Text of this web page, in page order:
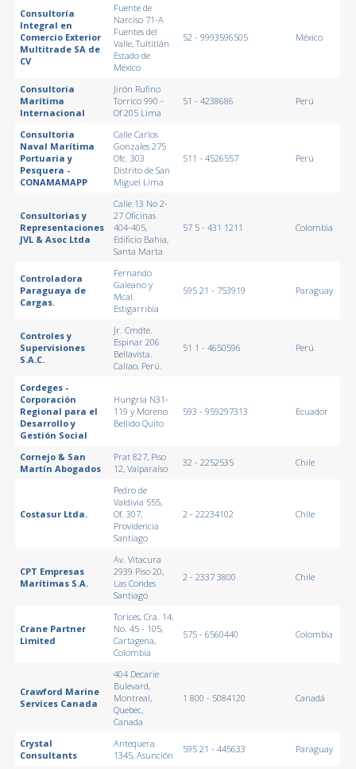
Consultoría
Integral en
Comercio Exterior
Multitrade SA de
CV
Fuente de
Narciso 71-A
Fuentes del
Valle, Tultitlán
Estado de
México
52 - 9993596505 México
Consultoria
Marítima
Internacional
Jirón Rufino
Torrico 990 -
Of 205 Lima
51 - 4238686 Perú
Consultoria
Naval Marítima
Portuaria y
Pesquera -
CONAMAMAPP
Calle Carlos
Gonzales 275
Ofc. 303
Distrito de San
Miguel Lima
511 - 4526557 Perú
Consultorias y
Representaciones
JVL & Asoc Ltda
Calle 13 No 2-
27 Oficinas
404-405,
Edificio Bahia,
Santa Marta
57 5 - 431 1211 Colombia
Controladora
Paraguaya de
Cargas.
Fernando
Galeano y
Mcal.
Estigarribia
595 21 - 753919 Paraguay
Controles y
Supervisiones
S.A.C.
Jr. Cmdte.
Espinar 206
Bellavista.
Callao, Perú.
51 1 - 4650596 Perú
Cordeges -
Corporación
Regional para el
Desarrollo y
Gestión Social
Hungría N31-
119 y Moreno
Bellido Quito
593 - 959297313 Ecuador
Cornejo & San
Martín Abogados
Prat 827, Piso
12, Valparaíso
32 - 2252535 Chile
Costasur Ltda.
Pedro de
Valdivia 555,
Of. 307,
Providencia
Santiago
2 - 22234102 Chile
CPT Empresas
Marítimas S.A.
Av. Vitacura
2939 Piso 20,
Las Condes
Santiago
2 - 2337 3800 Chile
Crane Partner
Limited
Torices, Cra. 14,
No. 45 - 105,
Cartagena,
Colombia
575 - 6560440 Colombia
Crawford Marine
Services Canada
404 Decarie
Bulevard,
Montreal,
Quebec,
Canada
1 800 - 5084120 Canadá
Crystal
Consultants
Antequera
1345, Asunción
595 21 - 445633 Paraguay